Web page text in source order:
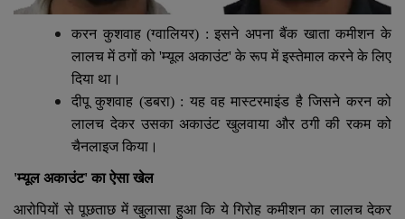
करन कुशवाह (ग्वालियर) : इसने अपना बैंक खाता कमीशन के
लालच में ठगों को 'म्यूल अकाउंट' के रूप में इस्तेमाल करने के लिए
दिया था।
दीपू कुशवाह (डबरा) : यह वह मास्टरमाइंड है जिसने करन को
लालच देकर उसका अकाउंट खुलवाया और ठगी की रकम को
चैनलाइज किया।
'म्यूल अकाउंट' का ऐसा खेल
आरोपियों से पूछताछ में खुलासा हुआ कि ये गिरोह कमीशन का लालच देकर